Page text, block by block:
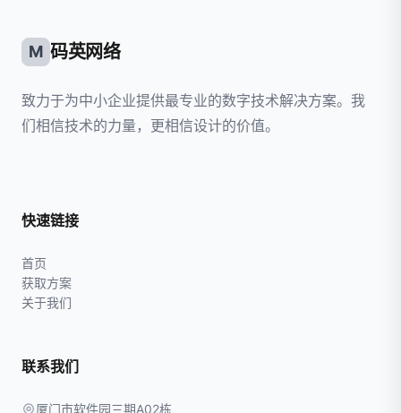
M 码英网络
致力于为中小企业提供最专业的数字技术解决方案。我
们相信技术的力量，更相信设计的价值。
快速链接
首页
获取方案
关于我们
联系我们
厦门市软件园三期A02栋